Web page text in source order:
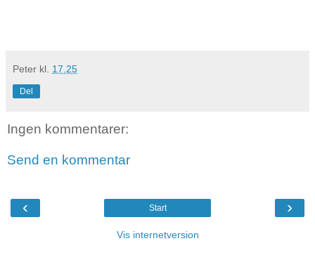
Peter kl. 17.25
Del
Ingen kommentarer:
Send en kommentar
‹ ›
Start
Vis internetversion